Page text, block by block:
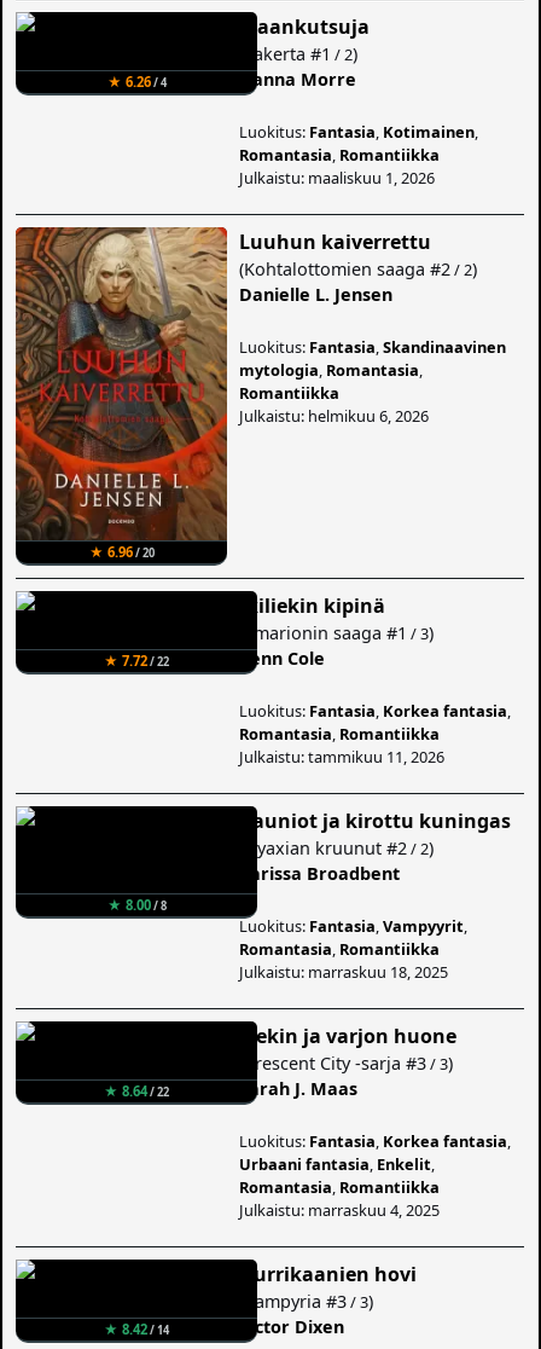
★ 6.26/ 4
Maankutsuja
Lakerta #1 / 2)
Hanna Morre
Luokitus: Fantasia Kotimainen
Romantasia Romantiikka
Julkaistu: maaliskuu 1, 2026
★ 6.96/ 20
Luuhun kaiverrettu
(Kohtalottomien saaga #2 / 2)
Danielle L. Jensen
Luokitus: Fantasia ,Skandinaavinen
mytologia Romantasia
Romantiikka
Julkaistu: helmikuu 6, 2026
★ 7.72/ 22
Ikiliekin kipinä
Emarionin saaga #1 / 3)
Penn Cole
Luokitus: Fantasia Korkea fantasia
Romantasia Romantiikka
Julkaistu: tammikuu 11, 2026
★ 8.00/ 8
Rauniot ja kirottu kuningas
Nyaxian kruunut #2 / 2)
Carissa Broadbent
Luokitus: Fantasia ,Vampyyrit
Romantasia Romantiikka
Julkaistu: marraskuu 18, 2025
★ 8.64/ 22
Liekin ja varjon huone
Crescent City -sarja #3/ 3)
Sarah J. Maas
Luokitus: Fantasia Korkea fantasia
Urbaani fantasia Enkelit
Romantasia Romantiikka
Julkaistu: marraskuu 4, 2025
★ 8.42/ 14
Hurrikaanien hovi
Vampyria #3/ 3)
Victor Dixen